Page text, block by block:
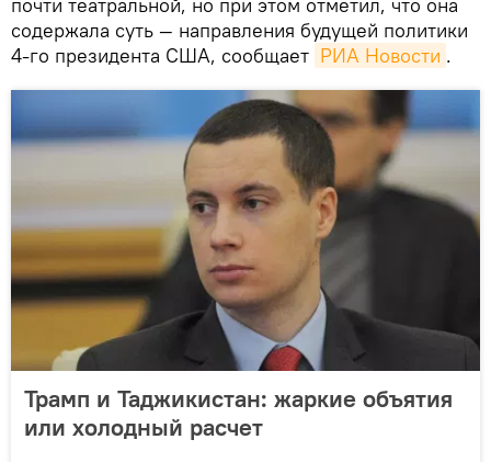
содержала суть — направления будущей политики
4-го президента США, сообщает РИА Новости .
Трамп и Таджикистан: жаркие объятия
или холодный расчет